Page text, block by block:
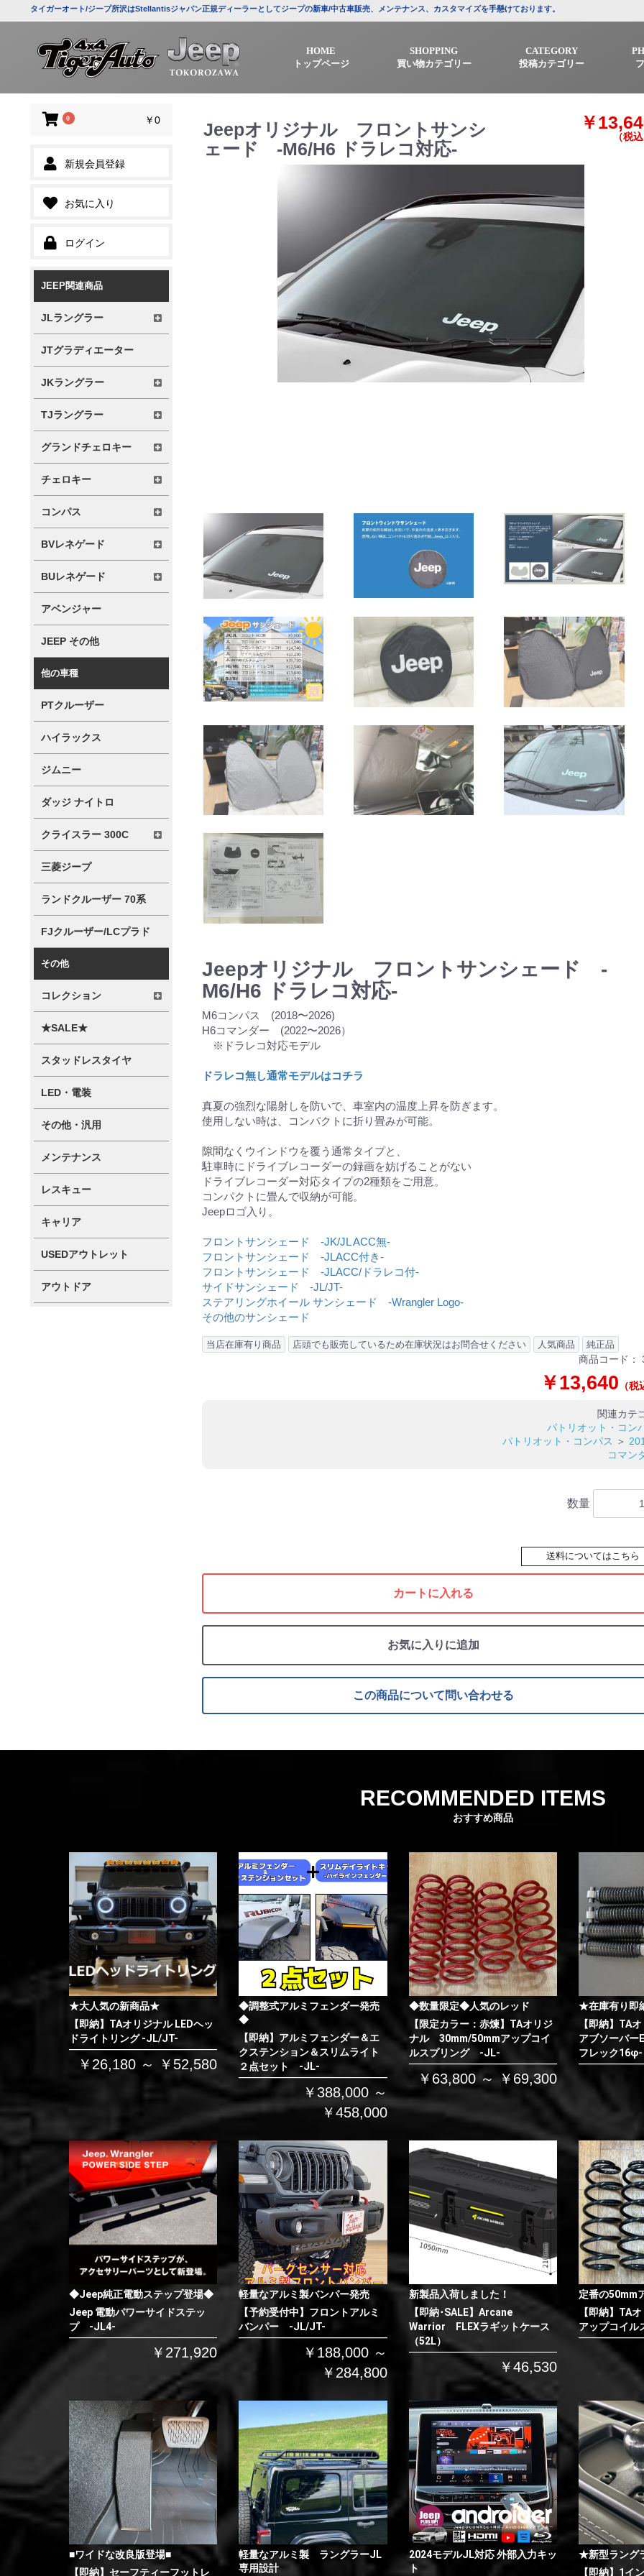
タイガーオート/ジープ所沢はStellantisジャパン正規ディーラーとしてジープの新車/中古車販売、メンテナンス、カスタマイズを手懸けております。
HOME
トップページ
SHOPPING
買い物カテゴリー
CATEGORY
投稿カテゴリー
0 ￥0
新規会員登録
お気に入り
ログイン
JEEP関連商品
JLラングラー
JTグラディエーター
JKラングラー
TJラングラー
グランドチェロキー
チェロキー
コンパス
BVレネゲード
BUレネゲード
アベンジャー
JEEP その他
他の車種
PTクルーザー
ハイラックス
ジムニー
ダッジ ナイトロ
クライスラー 300C
三菱ジープ
ランドクルーザー 70系
FJクルーザー/LCプラド
その他
コレクション
★SALE★
スタッドレスタイヤ
LED・電装
その他・汎用
メンテナンス
レスキュー
キャリア
USEDアウトレット
アウトドア
Jeepオリジナル フロントサンシ
ェード -M6/H6 ドラレコ対応-
￥
（税込
Jeepオリジナル フロントサンシェード -
M6/H6 ドラレコ対応-
M6コンパス (2018〜2026)
H6コマンダー (2022〜2026）
※ドラレコ対応モデル
ドラレコ無し通常モデルはコチラ
真夏の強烈な陽射しを防いで、車室内の温度上昇を防ぎます。
使用しない時は、コンパクトに折り畳みが可能。
隙間なくウインドウを覆う通常タイプと、
駐車時にドライブレコーダーの録画を妨げることがない
ドライブレコーダー対応タイプの2種類をご用意。
コンパクトに畳んで収納が可能。
Jeepロゴ入り。
フロントサンシェード -JK/JL ACC無-
フロントサンシェード -JLACC付き-
フロントサンシェード -JLACC/ドラレコ付-
サイドサンシェード -JL/JT-
ステアリングホイール サンシェード -Wrangler Logo-
その他のサンシェード
当店在庫有り商品 店頭でも販売しているため在庫状況はお問合せください 人気商品 純正品
商品コード：
￥13,640 （税
関連カテ
パトリオット・コン
パトリオット・コンパス ＞
コマン
数量
送料についてはこちら
カートに入れる
お買い物を続ける カートへ進む
お気に入りに追加
この商品について問い合わせる
RECOMMENDED ITEMS
おすすめ商品
★大人気の新商品★
【即納】TAオリジナル LEDヘッ
ドライトリング -JL/JT-
￥26,180 ～ ￥52,580
◆調整式アルミフェンダー発売
◆
【即納】アルミフェンダー＆エ
クステンション＆スリムライト
２点セット -JL-
￥388,000 ～
￥458,000
◆数量限定◆人気のレッド
【限定カラー：赤煉】TAオリジ
ナル 30mm/50mmアップコイ
ルスプリング -JL-
￥63,800 ～ ￥69,300
★在庫有り即
【即納】TA
アブソーバ
フレック16φ-
◆Jeep純正電動ステップ登場◆
Jeep 電動パワーサイドステッ
プ -JL4-
￥271,920
軽量なアルミ製バンパー発売
【予約受付中】フロントアルミ
バンパー -JL/JT-
￥188,000 ～
￥284,800
新製品入荷しました！
【即納･SALE】Arcane
Warrior FLEXラギットケース
（52L）
￥46,530
定番の50mm
【即納】TA
アップコイ
■ワイドな改良版登場■
【即納】セーフティーフットレ
軽量なアルミ製 ラングラーJL
専用設計
2024モデルJL対応 外部入力キッ
ト
★新型ラング
【即納】1イ